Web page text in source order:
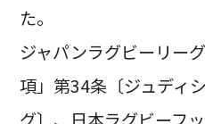
た。
ジャパンラグビーリー
項」第34条〔ジュディ